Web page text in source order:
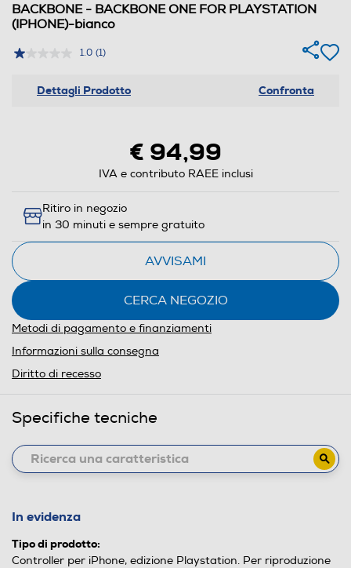
BACKBONE - BACKBONE ONE FOR PLAYSTATION
(IPHONE)-bianco
1.0 (1)
Dettagli Prodotto Confronta
€ 94,99
IVA e contributo RAEE inclusi
Ritiro in negozio
in 30 minuti e sempre gratuito
AVVISAMI
CERCA NEGOZIO
Metodi di pagamento e finanziamenti
Informazioni sulla consegna
Diritto di recesso
Specifiche tecniche
In evidenza
Tipo di prodotto:
Controller per iPhone, edizione Playstation. Per riproduzione